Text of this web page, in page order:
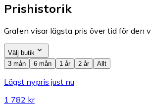
Prishistorik
Grafen visar lägsta pris över tid för den
Välj butik
3 mån
6 mån 1 år 2 år Allt
Lägst nypris just nu
1 782 kr